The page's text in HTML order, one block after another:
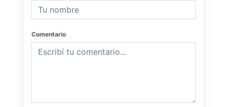
Comentario